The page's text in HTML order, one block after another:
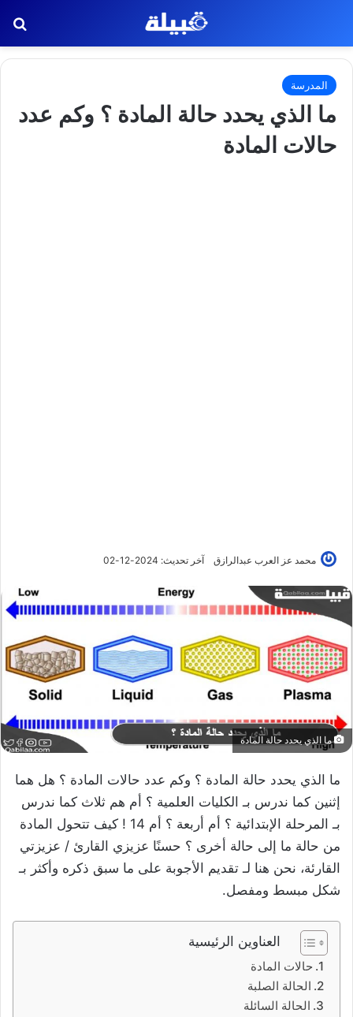
المدرسة
ما الذي يحدد حالة المادة ؟ وكم عدد
حالات المادة
محمد عز العرب عبدالرازق آخر تحديث: 2024-12-02
ما الذي يحدد حالة المادة
ما الذي يحدد حالة المادة ؟ وكم عدد حالات المادة ؟ هل هما
إثنين كما ندرس بـ الكليات العلمية ؟ أم هم ثلاث كما ندرس
بـ المرحلة الإبتدائية ؟ أم أربعة ؟ أم 14 ! كيف تتحول المادة
من حالة ما إلى حالة أخرى ؟ حسنًا عزيزي القارئ / عزيزتي
القارئة، نحن هنا لـ تقديم الأجوبة على ما سبق ذكره وأكثر بـ
شكل مبسط ومفصل.
العناوين الرئيسية
حالات المادة
الحالة الصلبة
الحالة السائلة